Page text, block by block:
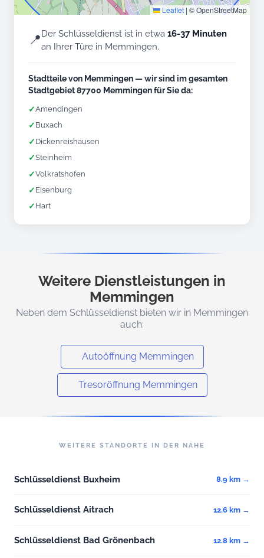
Leaflet | © OpenStreetMap
📍Der Schlüsseldienst ist in etwa 16-37 Minuten
an Ihrer Türe in Memmingen.
Stadtteile von Memmingen — wir sind im gesamten
Stadtgebiet 87700 Memmingen für Sie da:
✓Amendingen
✓ Buxach
✓ Dickenreishausen
✓Steinheim
✓Volkratshofen
✓ Eisenburg
✓ Hart
Weitere Dienstleistungen in
Memmingen
Neben dem Schlüsseldienst bieten wir in Memmingen
auch:
Autoöffnung Memmingen
Tresoröffnung Memmingen
WEITERE STANDORTE IN DER NÄHE
Schlüsseldienst Buxheim 8.9 km →
Schlüsseldienst Aitrach 12.6 km →
Schlüsseldienst Bad Grönenbach 12.8 km →